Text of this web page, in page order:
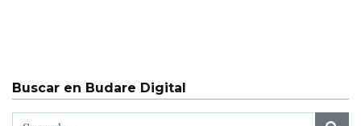
Buscar en Budare Digital